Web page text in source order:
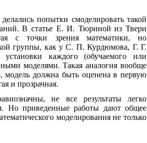
попытки смоделировать такой
В статье Е. И. Тюриной из Твери
с точки зрения математики, но
группы, как у С. П. Курдюмова, Г. Г.
каждого (обучаемого или
моделями. Такая аналогия вообще
модель должна быть оценена в первую
и прозрачная.
не все результаты легко
Но приведенные работы дают общее
моделирования не только